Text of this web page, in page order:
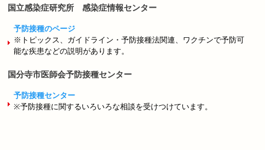
国立感染症研究所 感染症情報センター
予防接種のページ
※トピックス、ガイドライン・予防接種法関連、ワクチンで予防可
能な疾患などの説明があります。
国分寺市医師会予防接種センター
予防接種センター
※予防接種に関するいろいろな相談を受けつけています。